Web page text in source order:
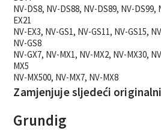
NV-DS8, NV-DS88, NV-DS89, NV-DS99,
EX21
NV-EX3, NV-GS1, NV-GS11, NV-GS15,
NV-GS8
NV-GX7, NV-MX1, NV-MX2, NV-MX30,
MX5
NV-MX500, NV-MX7, NV-MX8
Zamjenjuje sljedeći
Grundig